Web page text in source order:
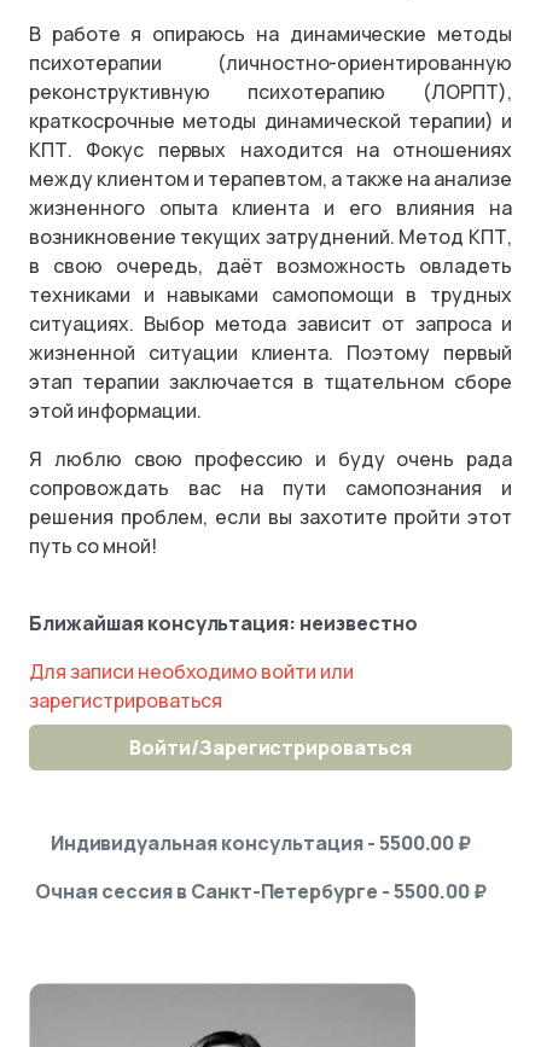
В работе я опираюсь на динамические методы
психотерапии (личностно-ориентированную
реконструктивную психотерапию (ЛОРПТ),
краткосрочные методы динамической терапии) и
КПТ. Фокус первых находится на отношениях
между клиентом и терапевтом, а также на анализе
жизненного опыта клиента и его влияния на
возникновение текущих затруднений. Метод КПТ,
в свою очередь, даёт возможность овладеть
техниками и навыками самопомощи в трудных
ситуациях. Выбор метода зависит от запроса и
жизненной ситуации клиента. Поэтому первый
этап терапии заключается в тщательном сборе
этой информации.
Я люблю свою профессию и буду очень рада
сопровождать вас на пути самопознания и
решения проблем, если вы захотите пройти этот
путь со мной!
Ближайшая консультация: неизвестно
Для записи необходимо войти или
зарегистрироваться
Войти/Зарегистрироваться
Индивидуальная консультация - 5500.00 ₽
Очная сессия в Санкт-Петербурге - 5500.00 ₽